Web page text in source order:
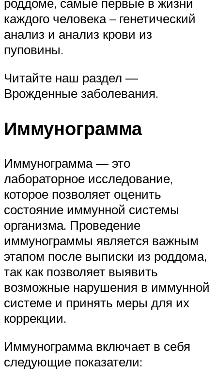
каждого человека – генетический
анализ и анализ крови из
пуповины.
Читайте наш раздел —
Врожденные заболевания.
Иммунограмма
Иммунограмма — это
лабораторное исследование,
которое позволяет оценить
состояние иммунной системы
организма. Проведение
иммунограммы является важным
этапом после выписки из роддома,
так как позволяет выявить
возможные нарушения в иммунной
системе и принять меры для их
коррекции.
Иммунограмма включает в себя
следующие показатели: